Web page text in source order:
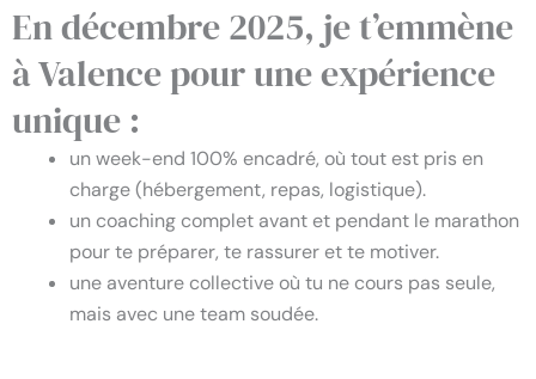
En décembre 2025, je t’emmène
à Valence pour une expérience
unique :
un week-end 100% encadré, où tout est pris en
charge (hébergement, repas, logistique).
un coaching complet avant et pendant le marathon
pour te préparer, te rassurer et te motiver.
une aventure collective où tu ne cours pas seule,
mais avec une team soudée.